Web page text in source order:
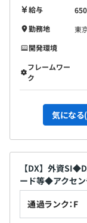
給与
勤務地
東
開発環境
フレームワー
ク
気になる
【DX】外資
ード等◆アクセ
通過ランク：F